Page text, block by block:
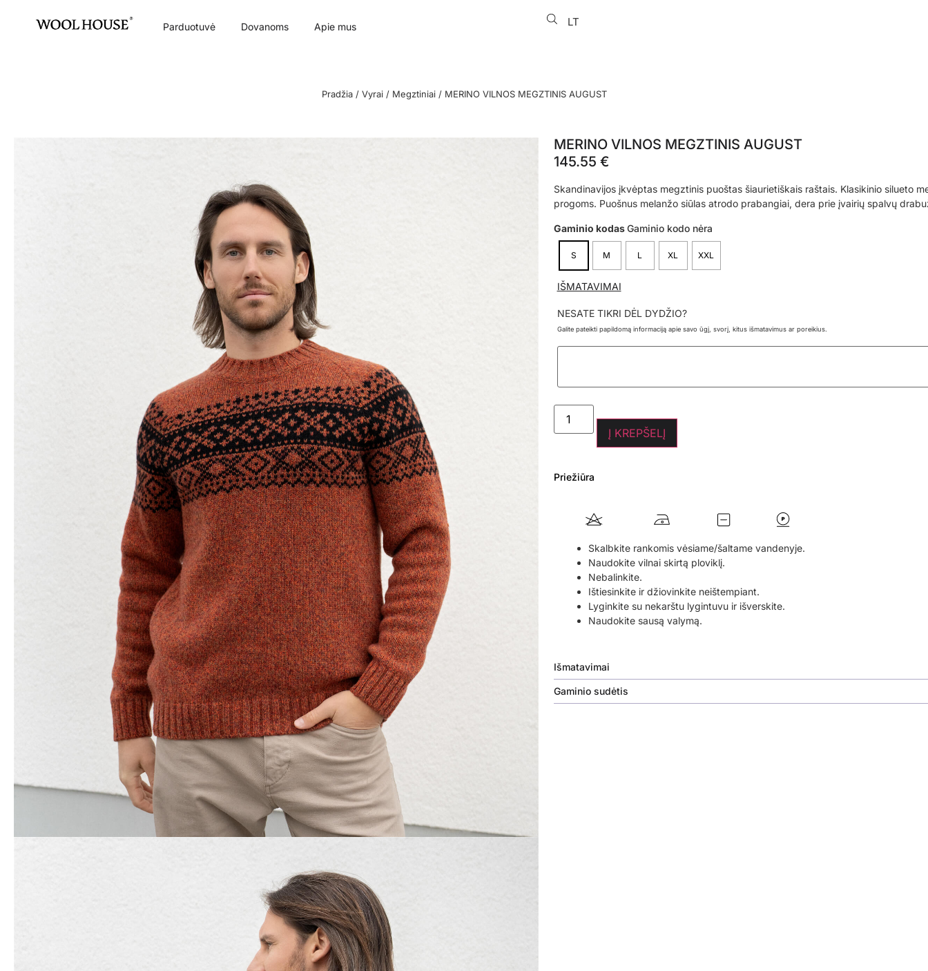
Parduotuvė Dovanoms Apie mus LT
EN
Pradžia/ Vyrai/ Megztiniai/ MERINO VILNOS MEGZTINIS AUGUST
MERINO VILNOS MEGZTINIS AUGUST
145.55 €
Skandinavijos įkvėptas megztinis puoštas šiaurietiškais raštais. Klasikinio silueto
progoms. Puošnus melanžo siūlas atrodo prabangiai, dera prie įvairių spalvų
Gaminio kodasGaminio kodo nėra
S M L XL XXL
IŠMATAVIMAI
NESATE TIKRI DĖL DYDŽIO?
Galite pateikti papildomą informaciją apie savo ūgį, svorį, kitus išmatavimus ar poreikius.
Į KREPŠELĮ
Priežiūra
Skalbkite rankomis vėsiame/šaltame vandenyje.
Naudokite vilnai skirtą ploviklį.
Nebalinkite.
Ištiesinkite ir džiovinkite neištempiant.
Lyginkite su nekarštu lygintuvu ir išverskite.
Naudokite sausą valymą.
Išmatavimai
Gaminio sudėtis